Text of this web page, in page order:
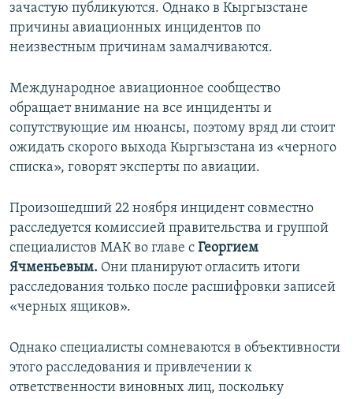
зачастую публикуются. Однако в Кыргызстане
причины авиационных инцидентов по
неизвестным причинам замалчиваются.
Международное авиационное сообщество
обращает внимание на все инциденты и
сопутствующие им нюансы, поэтому вряд ли стоит
ожидать скорого выхода Кыргызстана из «черного
списка», говорят эксперты по авиации.
Произошедший 22 ноября инцидент совместно
расследуется комиссией правительства и группой
специалистов МАК во главе с Георгием
Ячменьевым. Они планируют огласить итоги
расследования только после расшифровки записей
«черных ящиков».
Однако специалисты сомневаются в объективности
этого расследования и привлечении к
ответственности виновных лиц, поскольку